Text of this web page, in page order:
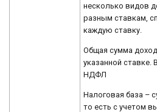
несколько видов
разным ставкам,
каждую ставку.
Общая сумма
указанной ставке.
НДФЛ
Налоговая база –
то есть с учетом